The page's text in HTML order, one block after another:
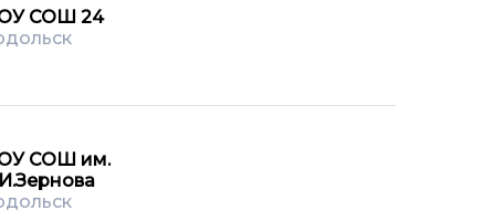
СОШ 24
СОШ им.